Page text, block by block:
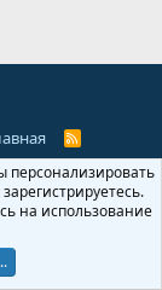
R
S
персонализировать
на использование